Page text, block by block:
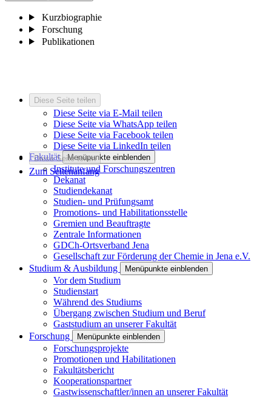
Kurzbiographie
Forschung
Publikationen
Diese Seite teilen
Diese Seite via E-Mail teilen
Diese Seite via WhatsApp teilen
Diese Seite via Facebook teilen
Diese Seite via LinkedIn teilen
Diese Seite teilen
Zum Seitenanfang
Fakultät Menüpunkte einblenden
Institute und Forschungszentren
Dekanat
Studiendekanat
Studien- und Prüfungsamt
Promotions- und Habilitationsstelle
Gremien und Beauftragte
Zentrale Informationen
GDCh-Ortsverband Jena
Gesellschaft zur Förderung der Chemie in Jena e.V.
Studium & Ausbildung
Menüpunkte einblenden
Vor dem Studium
Studienstart
Während des Studiums
Übergang zwischen Studium und Beruf
Gaststudium an unserer Fakultät
Forschung
Menüpunkte einblenden
Forschungsprojekte
Promotionen und Habilitationen
Fakultätsbericht
Kooperationspartner
Gastwissenschaftler/innen an unserer Fakultät